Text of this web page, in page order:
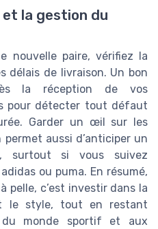
la gestion du
nouvelle paire, vérifiez la
délais de livraison. Un bon
la réception de vos
pour détecter tout défaut
Garder un œil sur les
aussi d’anticiper un
surtout si vous suivez
ou puma. En résumé,
pelle, c’est investir dans la
le style, tout en restant
monde sportif et aux